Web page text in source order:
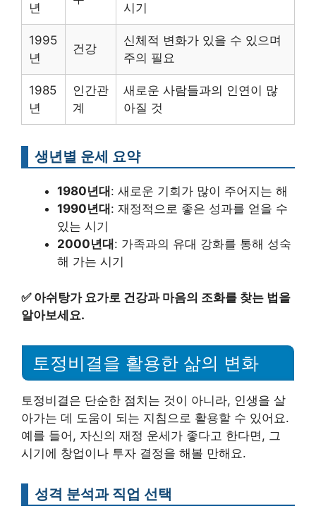
년 시기
1995
년
건강
신체적 변화가 있을 수 있으며
주의 필요
1985
년
인간관
계
새로운 사람들과의 인연이 많
아질 것
생년별 운세 요약
1980년대 : 새로운 기회가 많이 주어지는 해
1990년대 : 재정적으로 좋은 성과를 얻을 수
있는 시기
2000년대 : 가족과의 유대 강화를 통해 성숙
해 가는 시기
✅ 아쉬탕가 요가로 건강과 마음의 조화를 찾는 법을
알아보세요.
토정비결을 활용한 삶의 변화
토정비결은 단순한 점치는 것이 아니라, 인생을 살
아가는 데 도움이 되는 지침으로 활용할 수 있어요.
예를 들어, 자신의 재정 운세가 좋다고 한다면, 그
시기에 창업이나 투자 결정을 해볼 만해요.
성격 분석과 직업 선택